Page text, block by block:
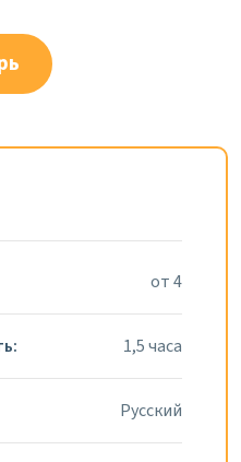
от 4
1,5 часа
Русский